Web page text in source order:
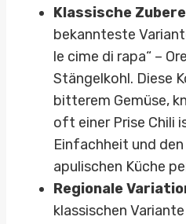
Klassische
bekannteste
le cime di rapa“ –
Stängelkohl. Diese
bitterem Gemüse,
oft einer Prise Chili
Einfachheit und
apulischen Küche
Regionale
klassischen